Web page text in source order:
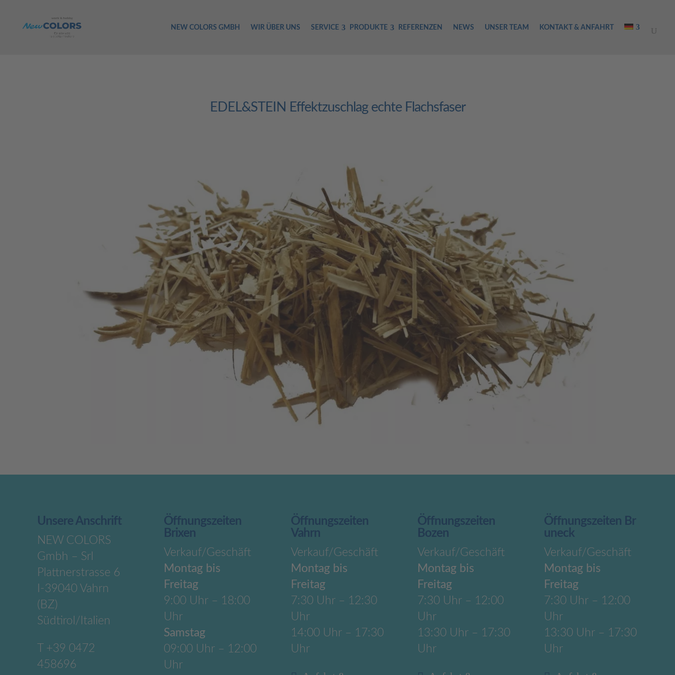
NEW COLORS GMBH WIR ÜBER UNS SERVICE PRODUKTE REFERENZEN NEWS UNSER TEAM KONTAKT & ANFAHRT
EDEL&STEIN Effektzuschlag echte Flachsfaser
Unsere Anschrift
NEW COLORS
Gmbh – Srl
Plattnerstrasse 6
I-39040 Vahrn
(BZ)
Südtirol/Italien
+39 0472
458696
Öffnungszeiten
Brixen
Verkauf/Geschäft
Montag bis
Freitag
9:00 Uhr – 18:00
Uhr
Samstag
09:00 Uhr – 12:00
Uhr
Öffnungszeiten
Vahrn
Verkauf/Geschäft
Montag bis
Freitag
7:30 Uhr – 12:30
Uhr
14:00 Uhr – 17:30
Uhr
Öffnungszeiten
Bozen
Verkauf/Geschäft
Montag bis
Freitag
7:30 Uhr – 12:00
Uhr
13:30 Uhr – 17:30
Uhr
Öffnungszeiten Br
uneck
Verkauf/Geschäft
Montag bis
Freitag
7:30 Uhr – 12:00
Uhr
13:30 Uhr – 17:30
Uhr